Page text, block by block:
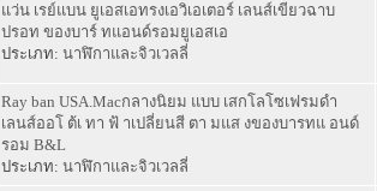
แว่น เรย์แบน ยูเอสเอทรงเอวิเอเตอร์ เลนส์เขียวฉาบ
ปรอท ของบาร์ ทแอนด์รอมยูเอสเอ
ประเภท: นาฬิกาและจิวเวลลี่
Ray ban USA.Macกลางนิยม แบบ เสกโลโซเฟรมดำ
เลนส์ออโ ต้เ ทา ฟ้ าเปลี่ยนสี ตา มแส งของบารทแ อนด์
รอม B&L
ประเภท: นาฬิกาและจิวเวลลี่